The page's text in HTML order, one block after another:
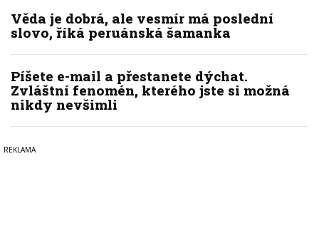
Věda je dobrá, ale vesmír má poslední
slovo, říká peruánská šamanka
Píšete e-mail a přestanete dýchat.
Zvláštní fenomén, kterého jste si možná
nikdy nevšimli